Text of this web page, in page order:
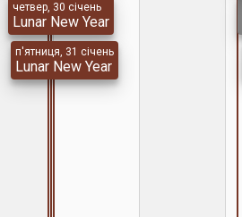
четвер, 30 січень
Lunar New Year
п'ятниця, 31 січень
Lunar New Year